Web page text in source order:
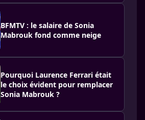
BFMTV : le salaire de Sonia
Mabrouk fond comme neige
Pourquoi Laurence Ferrari était
le choix évident pour remplacer
Sonia Mabrouk ?